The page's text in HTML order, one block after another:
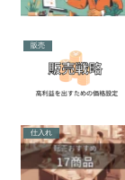
販売
仕入れ